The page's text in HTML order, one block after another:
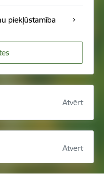
piekļūstamība
Atvērt
Atvērt